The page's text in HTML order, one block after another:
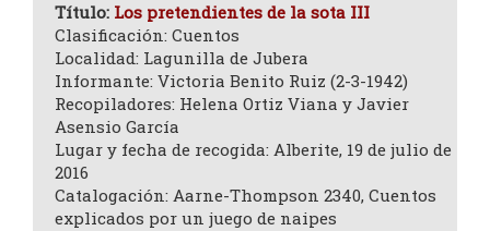
Título: Los pretendientes de la sota III
Clasificación: Cuentos
Localidad: Lagunilla de Jubera
Informante: Victoria Benito Ruiz (2-3-1942)
Recopiladores: Helena Ortiz Viana y Javier
Asensio García
Lugar y fecha de recogida: Alberite, 19 de julio de
2016
Catalogación: Aarne-Thompson 2340, Cuentos
explicados por un juego de naipes